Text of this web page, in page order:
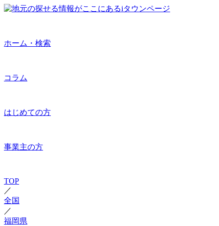
ホーム・検索
コラム
はじめての方
事業主の方
TOP
／
全国
／
福岡県